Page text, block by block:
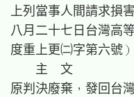
上列當事人間請求損
八月二十七日台灣高
度重上更㈡字第六號
    主  文
原判決廢棄，發回台